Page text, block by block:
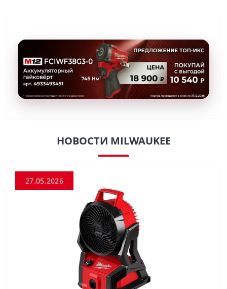
НОВОСТИ MILWAUKEE
27.05.2026